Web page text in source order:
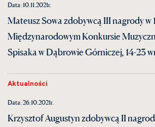
Data: 10.11.2021r.
Mateusz Sowa zdobywcą III nagrody w
Międzynarodowym Konkursie
Spisaka w Dąbrowie Górniczej, 14-23
Aktualności
Data: 26.10.2021r.
Krzysztof Augustyn zdobywcą II